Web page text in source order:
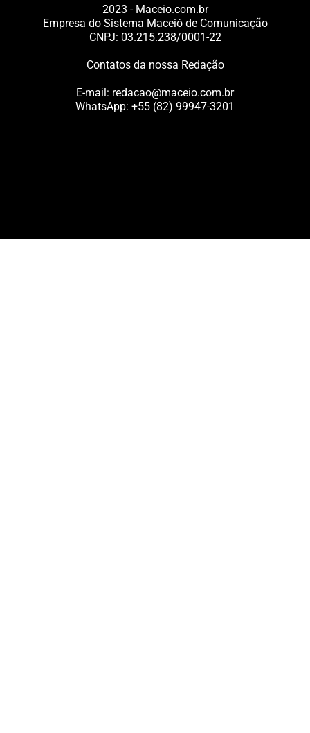
2023 - Maceio.com.br
Empresa do Sistema Maceió de Comunicação
CNPJ: 03.215.238/0001-22
Contatos da nossa Redação
E-mail: redacao@maceio.com.br
WhatsApp: +55 (82) 99947-3201